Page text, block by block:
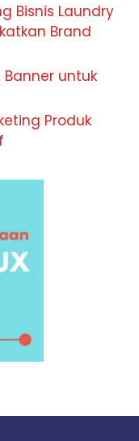
Bisnis Laundry
Brand
untuk
Produk